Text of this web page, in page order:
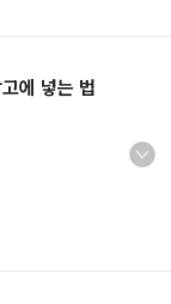
에 넣는 법